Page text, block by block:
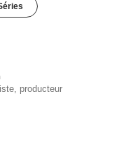
producteur